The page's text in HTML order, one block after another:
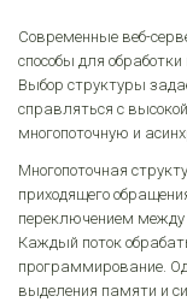
Современные веб-
способы для
Выбор структуры
справляться с
многопоточную и
Многопоточная
приходящего
переключением между
Каждый поток
программирование.
выделения памяти и